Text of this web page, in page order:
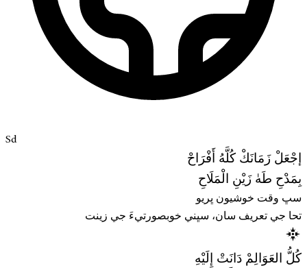
Sd
إجْعَلْ زَمَانَكْ كُلَّهُ أَفْرَاحْ
بِمَدْحِ طَهٰ زَيْنِ الْمَلَاحِ
سڀ وقت خوشيون ڀريو
تحا جي تعريف سان، سڀني خوبصورتيءَ جي زينت
كُلُّ العَوَالِمْ دَانَتْ إِلَيْهِ